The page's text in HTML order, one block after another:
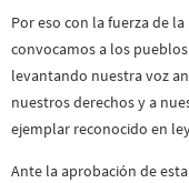
Por eso con la fuerza de
convocamos a los
levantando nuestra voz
nuestros derechos y a
ejemplar reconocido en
Ante la aprobación de